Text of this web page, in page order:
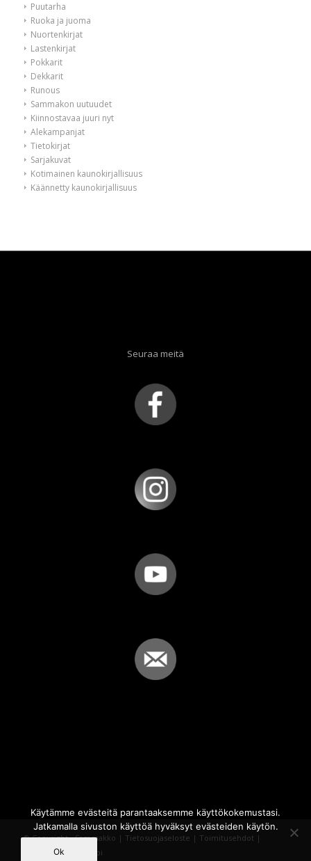
Puutarha
Ruoka ja juoma
Nuortenkirjat
Lastenkirjat
Pokkarit
Dekkarit
Runous
Sammakon uutuudet
Kiinnostavaa juuri nyt
Alekampanjat
Tietokirjat
Sarjakuvat
Kotimainen kaunokirjallisuus
Käännetty kaunokirjallisuus
Seuraa meitä
© Copyright - Sammakko | Tietosuojaseloste | Toimitusehdot |
Powered by
iQWebbi
Käytämme evästeitä parantaaksemme käyttökokemustasi.
Jatkamalla sivuston käyttöä hyväksyt evästeiden käytön.
Ok